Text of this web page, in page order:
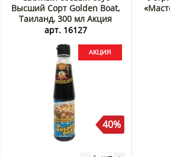
Высший Сорт Golden Boat,
Таиланд, 300 мл Акция
арт. 16127
40%